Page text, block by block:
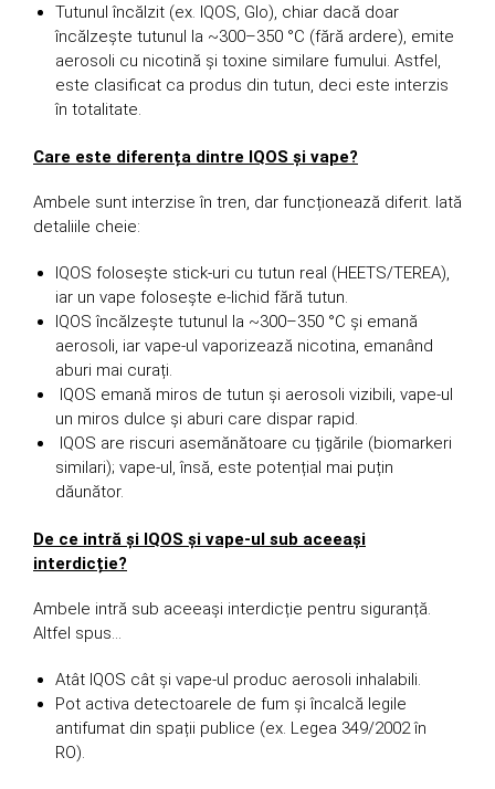
Tutunul încălzit (ex. IQOS, Glo), chiar dacă doar
încălzește tutunul la ~300–350 °C (fără ardere), emite
aerosoli cu nicotină și toxine similare fumului. Astfel,
este clasificat ca produs din tutun, deci este interzis
în totalitate.
Care este diferența dintre IQOS și vape?
Ambele sunt interzise în tren, dar funcționează diferit. Iată
detaliile cheie:
IQOS folosește stick-uri cu tutun real (HEETS/TEREA),
iar un vape folosește e-lichid fără tutun.
IQOS încălzește tutunul la ~300–350 °C și emană
aerosoli, iar vape-ul vaporizează nicotina, emanând
aburi mai curați.
IQOS emană miros de tutun și aerosoli vizibili, vape-ul
un miros dulce și aburi care dispar rapid.
IQOS are riscuri asemănătoare cu țigările (biomarkeri
similari); vape-ul, însă, este potențial mai puțin
dăunător.​
De ce intră și IQOS și vape-ul sub aceeași
interdicție?
Ambele intră sub aceeași interdicție pentru siguranță.
Altfel spus…
Atât IQOS cât și vape-ul produc aerosoli inhalabili.
Pot activa detectoarele de fum și încalcă legile
antifumat din spații publice (ex. Legea 349/2002 în
RO).